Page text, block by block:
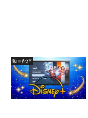
動画配信